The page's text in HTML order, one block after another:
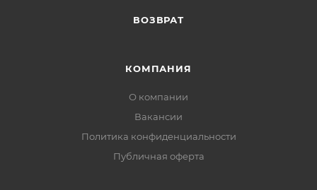
ВОЗВРАТ
КОМПАНИЯ
О компании
Вакансии
Политика конфиденциальности
Публичная оферта